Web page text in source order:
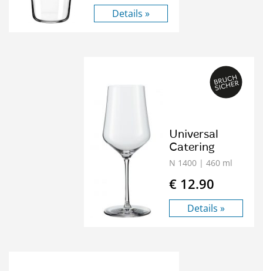
Details »
Universal
Catering
N 1400 | 460 ml
€ 12.90
Details »